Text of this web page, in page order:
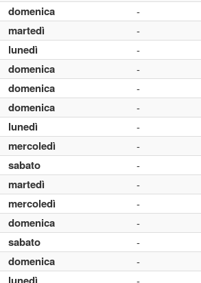
domenica
-
martedì
-
lunedì
-
domenica
-
domenica
-
domenica
-
lunedì
-
mercoledì
-
sabato
-
martedì
-
mercoledì
-
domenica
-
sabato
-
domenica
-